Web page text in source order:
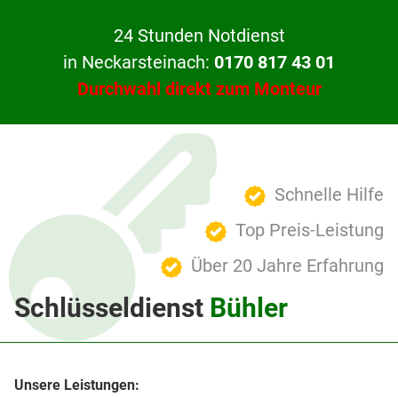
24 Stunden Notdienst
in Neckarsteinach: 0170 817 43 01
Durchwahl direkt zum Monteur
Schnelle Hilfe
Top Preis-Leistung
Über 20 Jahre Erfahrung
Schlüsseldienst Bühler